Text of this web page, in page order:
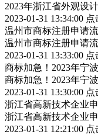
2023年浙江省外观设
2023-01-31 13:34:00 点
温州市商标注册申请
温州市商标注册申请
2023-01-31 13:33:00 点
商标加急！2023年宁
商标加急！2023年宁
2023-01-31 13:30:00 点
浙江省高新技术企业
浙江省高新技术企业
2023-01-31 12:21:00 点